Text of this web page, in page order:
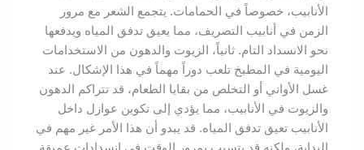
الأنابيب، خصوصاً في الحمامات. يتجمع الشعر مع مرور
الزمن في أنابيب التصريف، مما يعيق تدفق المياه ويدفعها
نحو الانسداد التام. ثانياً، الزيوت والدهون من الاستخدامات
اليومية في المطبخ تلعب دوراً مهماً في هذا الإشكال. عند
غسل الأواني أو التخلص من بقايا الطعام، قد تتراكم الدهون
والزيوت في الأنابيب، مما يؤدي إلى تكوين عوازل داخل
الأنابيب تعيق تدفق المياه. قد يبدو أن هذا الأمر غير مهم في
البداية، ولكنه قد يتسبب بمرور الوقت في انسدادات عميقة